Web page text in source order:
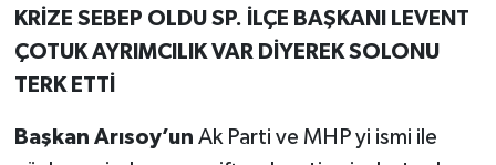
KRİZE SEBEP OLDU SP. İLÇE BAŞKANI LEVENT
ÇOTUK AYRIMCILIK VAR DİYEREK SOLONU
TERK ETTİ
Başkan Arısoy’un Ak Parti ve MHP yi ismi ile